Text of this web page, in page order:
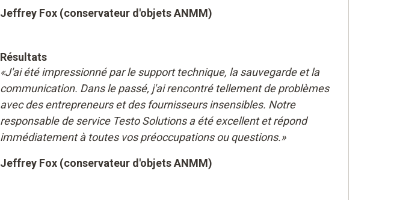
Jeffrey Fox (conservateur d'objets ANMM)
Résultats
«J'ai été impressionné par le support technique, la sauvegarde et la
communication. Dans le passé, j'ai rencontré tellement de problèmes
avec des entrepreneurs et des fournisseurs insensibles. Notre
responsable de service Testo Solutions a été excellent et répond
immédiatement à toutes vos préoccupations ou questions.»
Jeffrey Fox (conservateur d'objets ANMM)